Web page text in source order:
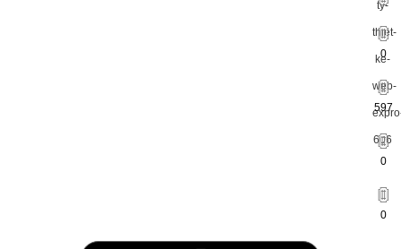
0
597
0
0